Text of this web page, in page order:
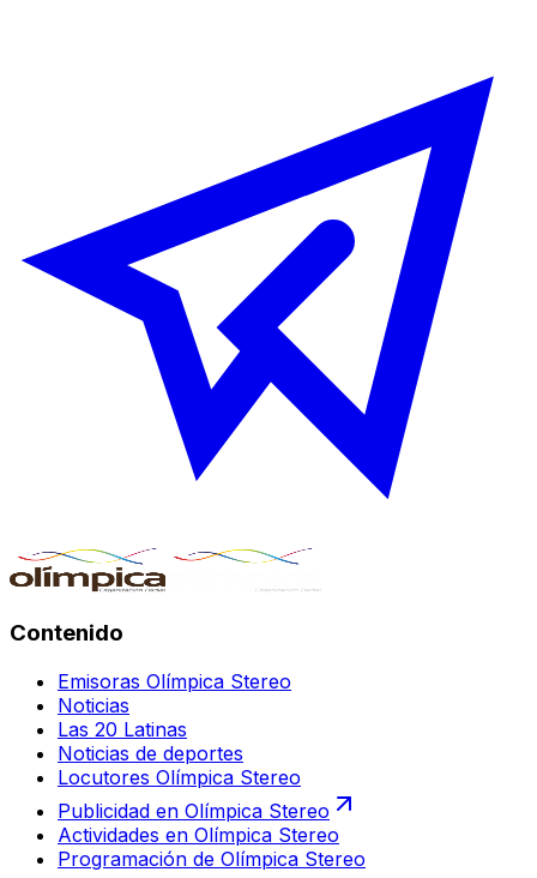
Contenido
Emisoras Olímpica Stereo
Noticias
Las 20 Latinas
Noticias de deportes
Locutores Olímpica Stereo
Publicidad en Olímpica Stereo
Actividades en Olímpica Stereo
Programación de Olímpica Stereo